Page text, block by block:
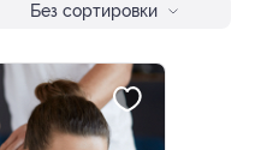
Без сортировки